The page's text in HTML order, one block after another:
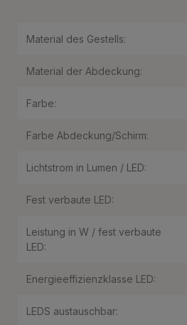
Material des Gestells:
Material der Abdeckung:
Farbe:
Farbe Abdeckung/Schirm:
Lichtstrom in Lumen / LED:
Fest verbaute LED:
Leistung in W / fest verbaute
LED:
Energieeffizienzklasse LED:
LEDS austauschbar: